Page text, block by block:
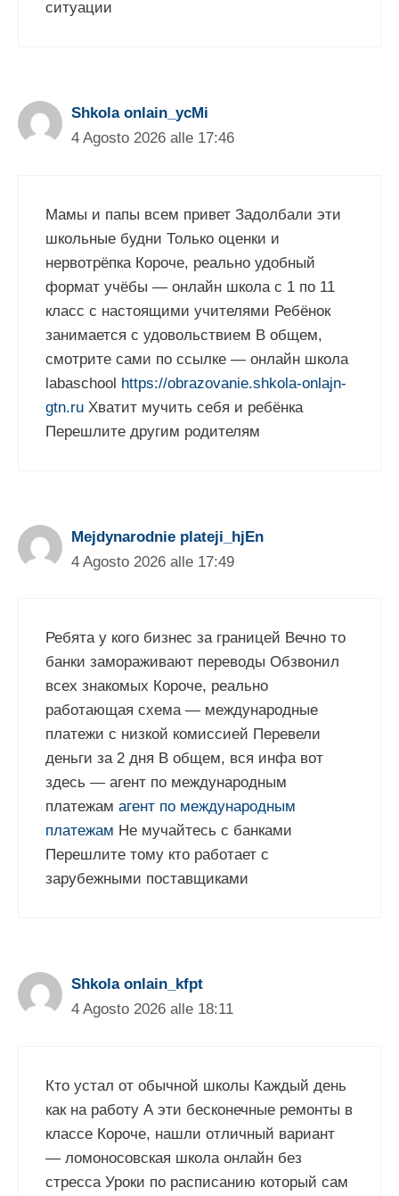
ситуации
Shkola onlain_ycMi
4 Agosto 2026 alle 17:46
Мамы и папы всем привет Задолбали эти
школьные будни Только оценки и
нервотрёпка Короче, реально удобный
формат учёбы — онлайн школа с 1 по 11
класс с настоящими учителями Ребёнок
занимается с удовольствием В общем,
смотрите сами по ссылке — онлайн школа
labaschool https://obrazovanie.shkola-onlajn-
gtn.ru Хватит мучить себя и ребёнка
Перешлите другим родителям
Mejdynarodnie plateji_hjEn
4 Agosto 2026 alle 17:49
Ребята у кого бизнес за границей Вечно то
банки замораживают переводы Обзвонил
всех знакомых Короче, реально
работающая схема — международные
платежи с низкой комиссией Перевели
деньги за 2 дня В общем, вся инфа вот
здесь — агент по международным
платежам агент по международным
платежам Не мучайтесь с банками
Перешлите тому кто работает с
зарубежными поставщиками
Shkola onlain_kfpt
4 Agosto 2026 alle 18:11
Кто устал от обычной школы Каждый день
как на работу А эти бесконечные ремонты в
классе Короче, нашли отличный вариант
— ломоносовская школа онлайн без
стресса Уроки по расписанию который сам